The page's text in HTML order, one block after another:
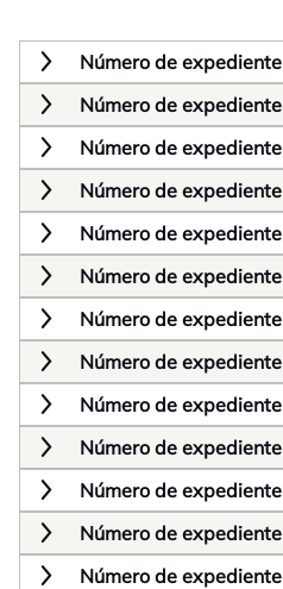
Número de expediente
Número de expediente
Número de expediente
Número de expediente
Número de expediente
Número de expediente
Número de expediente
Número de expediente
Número de expediente
Número de expediente
Número de expediente
Número de expediente
Número de expediente